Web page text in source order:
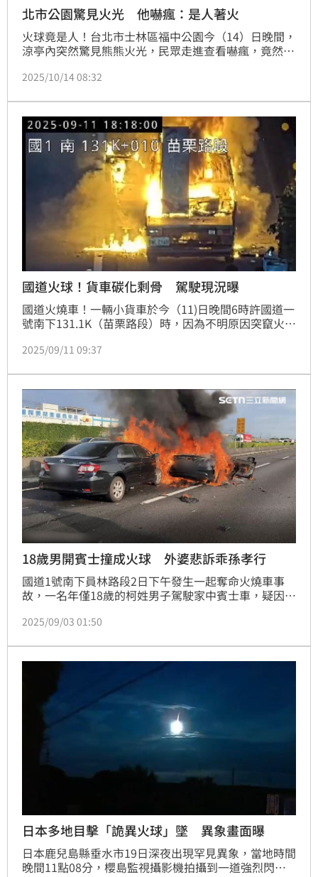
北市公園驚見火光 他嚇瘋：是人著火
火球竟是人！台北市士林區福中公園今（14）日晚間，
涼亭內突然驚見熊熊火光，民眾走進查看嚇瘋，竟然是
將火勢撲滅，將其送醫救治，詳細事發原因仍有待進一
2025/10/14 08:32
國道火球！貨車碳化剩骨 駕駛現況曝
國道火燒車！一輛小貨車於今（11)日晚間6時許國道一
號南下131.1K（苗栗路段）時，因為不明原因突竄火
立即派遣人車前往滅火，火勢隨著夜色降臨撲滅，詳細
釐清。
2025/09/11 09:37
18歲男開賓士撞成火球 外婆悲訴乖孫孝行
國道1號南下員林路段2日下午發生一起奪命火燒車事
故，一名年僅18歲的柯姓男子駕駛家中賓士車，疑因車
全毀成火球，不幸葬身火海。他的阿嬤表示，孫子平常
讓家人悲慟欲絕。
2025/09/03 01:50
日本多地目擊「詭異火球」墜 異象畫面曝
日本鹿兒島縣垂水市19日深夜出現罕見異象，當地時間
晚間11點08分，櫻島監視攝影機拍攝到一道強烈閃光